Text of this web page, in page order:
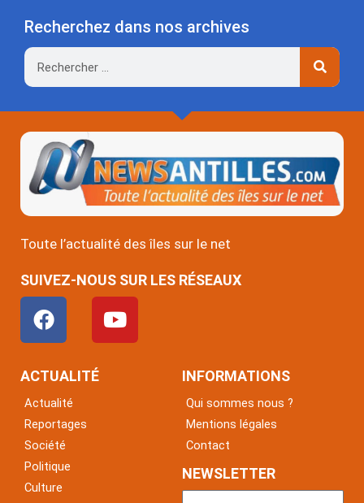
Recherchez dans nos archives
Rechercher
Toute l’actualité des îles sur le net
SUIVEZ-NOUS SUR LES RÉSEAUX
F
a
c
e
o
o
k
Y
o
u
ACTUALITÉ
Actualité
Reportages
Société
Politique
Culture
INFORMATIONS
Qui sommes nous ?
Mentions légales
Contact
NEWSLETTER